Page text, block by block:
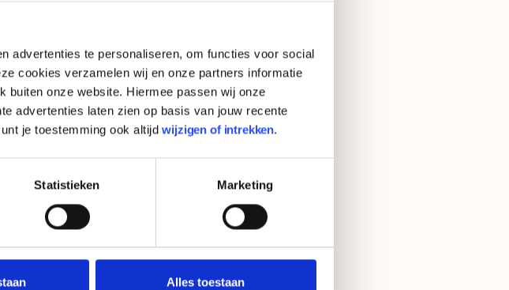
advertenties te personaliseren, om functies voor social
cookies verzamelen wij en onze partners informatie
buiten onze website. Hiermee passen wij onze
advertenties laten zien op basis van jouw recente
je toestemming ook altijd wijzigen of intrekken.
Statistieken Marketing
Alles toestaan
Westfriesland, voor alle
Gelders Adviespunt Cultuurfinanciering.
voor alle initiatiefnemers
hier je speeddate.